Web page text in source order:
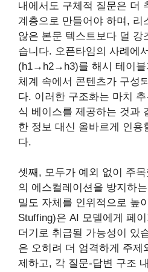
내에서도 구체적 질문은 더
계층으로 만들어야 하며, 리
않은 본문 텍스트보다 덜 강
습니다. 오픈타임의 사례에
(h1→h2→h3)를 해시 테이블
체계 속에서 콘텐츠가 구성
다. 이러한 구조화는 마치
식 베이스를 제공하는 것과
한 정보 대신 올바르게 인용
다.
셋째, 모두가 예외 없이 주
의 에스컬레이션을 방지하
밀도 자체를 인위적으로 높
Stuffing)은 AI 모델에게 페
더기로 취급될 가능성이 있
은 오히려 더 엄격하게 주제
제하고, 각 질문-답변 구조